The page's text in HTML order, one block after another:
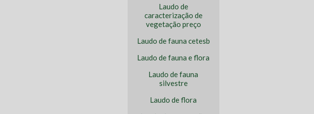
Laudo de
caracterização de
vegetação preço
Laudo de fauna cetesb
Laudo de fauna e flora
Laudo de fauna
silvestre
Laudo de flora